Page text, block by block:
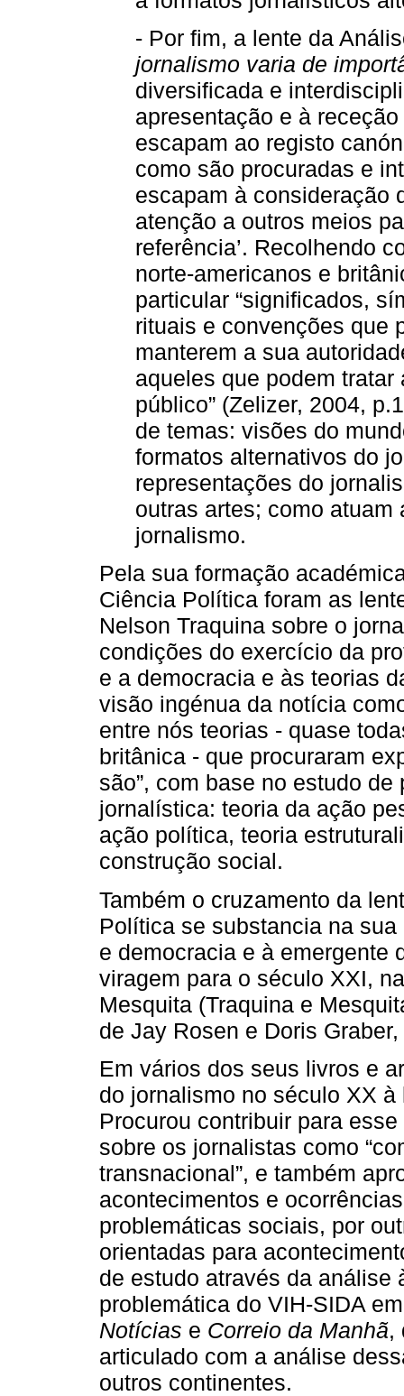
- Por fim, a lente da
jornalismo varia de
diversificada e
apresentação e à
escapam ao registo
como são procuradas e
escapam à consideração
atenção a outros meios
referência’. Recolhendo
norte-americanos e
particular “significados,
rituais e convenções que
manterem a sua
aqueles que podem
público” (Zelizer, 2004,
de temas: visões do
formatos alternativos do
representações do
outras artes; como
jornalismo.
Pela sua formação
Ciência Política foram as
Nelson Traquina sobre o
condições do exercício da
e a democracia e às teorias
visão ingénua da notícia
entre nós teorias - quase
britânica - que procuraram
são”, com base no estudo
jornalística: teoria da ação
ação política, teoria
construção social.
Também o cruzamento da
Política se substancia na
e democracia e à emergente
viragem para o século XXI,
Mesquita (Traquina e
de Jay Rosen e Doris
Em vários dos seus livros e
do jornalismo no século XX
Procurou contribuir para
sobre os jornalistas como
transnacional”, e também
acontecimentos e
problemáticas sociais, por
orientadas para
de estudo através da análise
problemática do VIH-SIDA
Notícias e Correio da Manhã,
articulado com a análise
outros continentes.